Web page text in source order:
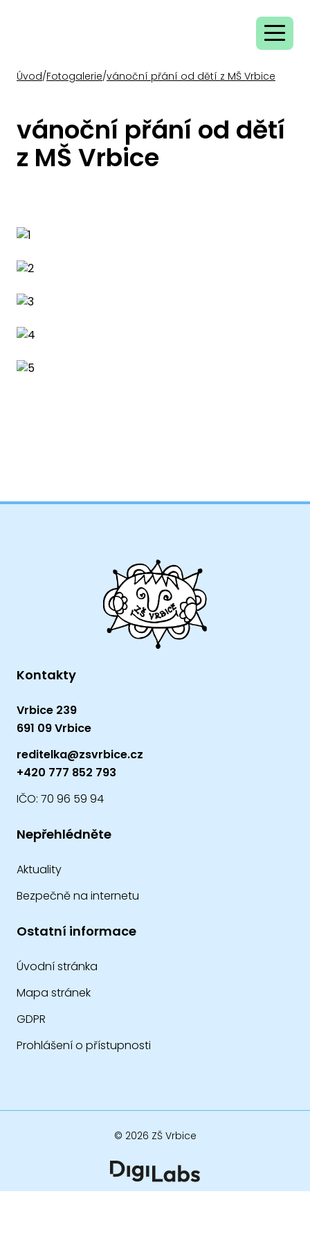
Úvod/Fotogalerie/vánoční přání od dětí z MŠ Vrbice
vánoční přání od dětí
z MŠ Vrbice
Kontakty
Vrbice 239
691 09 Vrbice
reditelka@zsvrbice.cz
+420 777 852 793
IČO: 70 96 59 94
Nepřehlédněte
Aktuality
Bezpečně na internetu
Ostatní informace
Úvodní stránka
Mapa stránek
GDPR
Prohlášení o přístupnosti
© 2026 ZŠ Vrbice